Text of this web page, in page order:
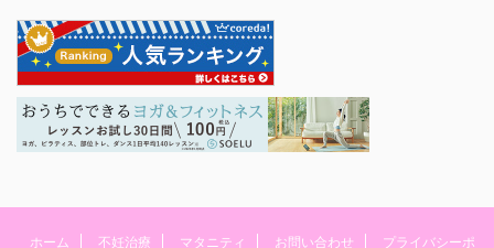
ホーム 不妊治療 マタニティ お問い合わせ プライバシーポ